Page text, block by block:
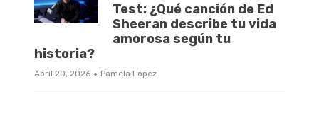
Test: ¿Qué canción de Ed
Sheeran describe tu vida
amorosa según tu
historia?
Abril 20, 2026 · Pamela López